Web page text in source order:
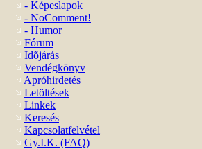
- Képeslapok
- NoComment!
- Humor
Fórum
Idõjárás
Vendégkönyv
Apróhirdetés
Letöltések
Linkek
Keresés
Kapcsolatfelvétel
Gy.I.K. (FAQ)